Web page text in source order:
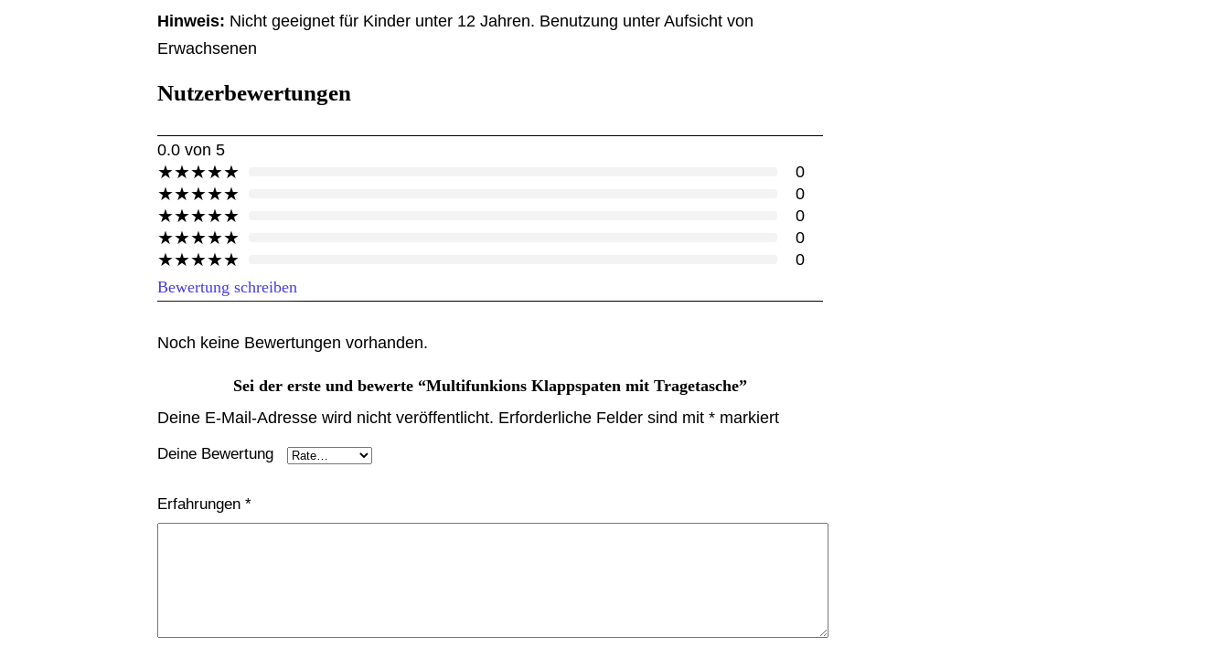
Hinweis: Nicht geeignet für Kinder unter 12 Jahren. Benutzung unter Aufsicht von
Erwachsenen
Nutzerbewertungen
0.0 von 5
★★★★★ 0
★★★★★ 0
★★★★★ 0
★★★★★ 0
★★★★★
0
Bewertung schreiben
Noch keine Bewertungen vorhanden.
Sei der erste und bewerte “Multifunkions Klappspaten mit Tragetasche”
Deine E-Mail-Adresse wird nicht veröffentlicht. Erforderliche Felder sind mit * markiert
Deine Bewertung
Erfahrungen *